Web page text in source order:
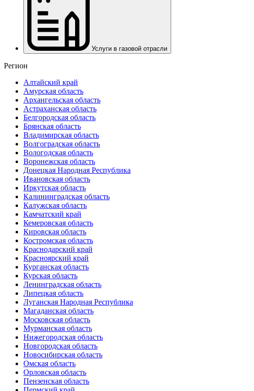
Услуги в газовой отрасли
Регион
Алтайский край
Амурская область
Архангельская область
Астраханская область
Белгородская область
Брянская область
Владимирская область
Волгоградская область
Вологодская область
Воронежская область
Донецкая Народная Республика
Ивановская область
Иркутская область
Калининградская область
Калужская область
Камчатский край
Кемеровская область
Кировская область
Костромская область
Краснодарский край
Красноярский край
Курганская область
Курская область
Ленинградская область
Липецкая область
Луганская Народная Республика
Магаданская область
Московская область
Мурманская область
Нижегородская область
Новгородская область
Новосибирская область
Омская область
Орловская область
Пензенская область